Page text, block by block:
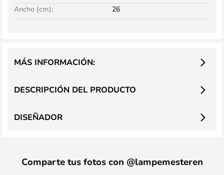
Ancho (cm): 26
DESCRIPCIÓN DEL PRODUCTO
MÁS INFORMACIÓN:
DISEÑADOR
Comparte tus fotos con @lampemesteren